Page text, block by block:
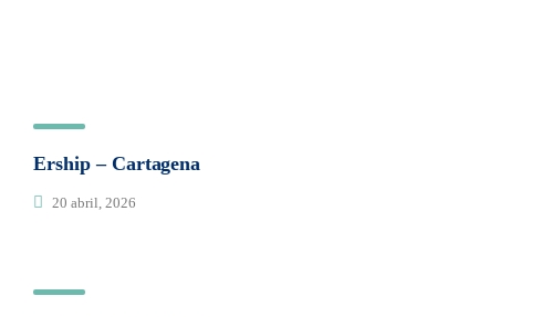
Ership – Cartagena
20 abril, 2026